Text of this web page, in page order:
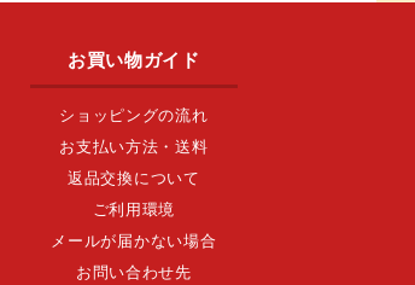
お買い物ガイド
ショッピングの流れ
お支払い方法・送料
返品交換について
ご利用環境
メールが届かない場合
お問い合わせ先